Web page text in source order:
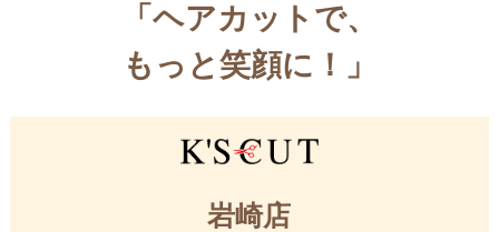
「ヘアカットで、
もっと笑顔に！」
岩崎店